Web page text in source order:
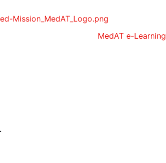
MedAT e-Learning